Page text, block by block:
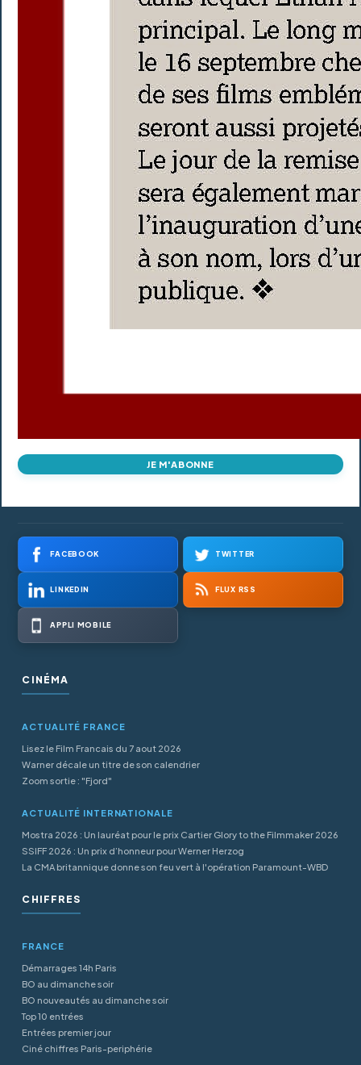
JE M'ABONNE
FACEBOOK TWITTER
LINKEDIN FLUX RSS
APPLI MOBILE
CINÉMA
ACTUALITÉ FRANCE
Lisez le Film Francais du 7 aout 2026
Warner décale un titre de son calendrier
Zoom sortie : "Fjord"
ACTUALITÉ INTERNATIONALE
Mostra 2026 : Un lauréat pour le prix Cartier Glory to the Filmmaker 2026
SSIFF 2026 : Un prix d’honneur pour Werner Herzog
La CMA britannique donne son feu vert à l'opération Paramount-WBD
CHIFFRES
FRANCE
Démarrages 14h Paris
BO au dimanche soir
BO nouveautés au dimanche soir
Top 10 entrées
Entrées premier jour
Ciné chiffres Paris-periphérie